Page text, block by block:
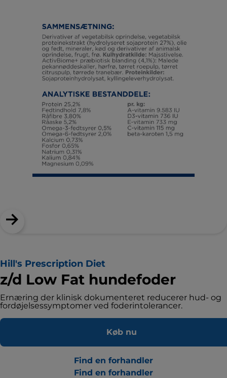
Hill's Prescription Diet
z/d Low Fat hundefoder
Ernæring der klinisk dokumenteret reducerer hud- og
fordøjelsessymptomer ved foderintolerancer.
Køb nu
Find en forhandler
Find en forhandler